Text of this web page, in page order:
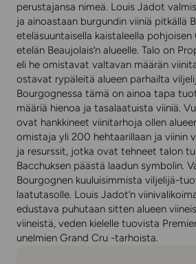
perustajansa nimeä. Louis Jadot
ja ainoastaan burgundin viiniä pitkällä
eteläsuuntaisella kaistaleella pohjoisen
etelän Beaujolais’n alueelle. Talo on
eli he omistavat valtavan määrän
ostavat rypäleitä alueen parhailta
Bourgognessa tämä on ainoa tapa
määriä hienoa ja tasalaatuista viiniä.
ovat hankkineet viinitarhoja ollen
omistaja yli 200 hehtaarillaan ja viinin
ja resurssit, jotka ovat tehneet talon
Bacchuksen päästä laadun symbolin.
Bourgognen kuuluisimmista viljelijä-
laatutasolle. Louis Jadot’n
edustava puhutaan sitten alueen
viineistä, veden kielelle tuovista
unelmien Grand Cru -tarhoista.